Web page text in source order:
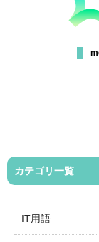
カテゴリ一覧
IT用語